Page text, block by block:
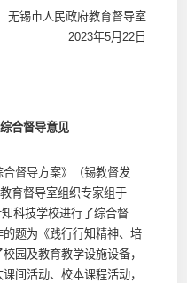
无锡市人民政府教育督导室
2023年5月22日
合督导意见
督导方案》（锡教督发
育督导室组织专家组于
科技学校进行了综合督
题为《践行行知精神、培
园及教育教学设施设备，
间活动、校本课程活动，